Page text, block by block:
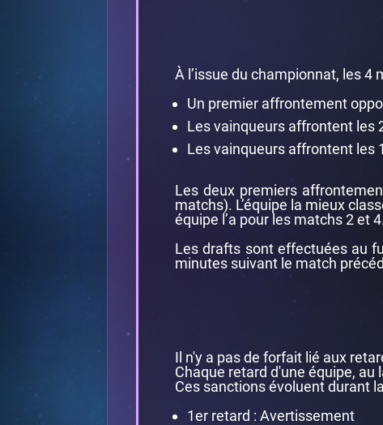
À l’issue du championnat, les
Un premier affrontement
Les vainqueurs affrontent les
Les vainqueurs affrontent les
Les deux premiers
matchs). L’équipe la mieux
équipe l’a pour les matchs 2 et
Les drafts sont effectuées au
minutes suivant le match
Il n'y a pas de forfait lié aux
Chaque retard d'une équipe,
Ces sanctions évoluent durant
1er retard : Avertissement